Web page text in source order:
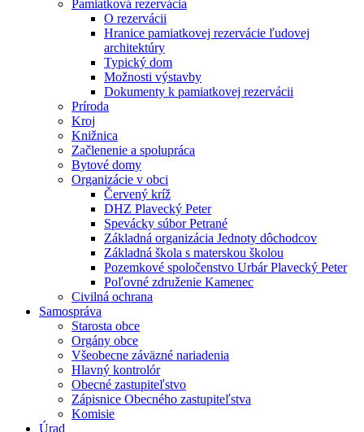
Pamiatková rezervácia
O rezervácii
Hranice pamiatkovej rezervácie ľudovej
architektúry
Typický dom
Možnosti výstavby
Dokumenty k pamiatkovej rezervácii
Príroda
Kroj
Knižnica
Začlenenie a spolupráca
Bytové domy
Organizácie v obci
Červený kríž
DHZ Plavecký Peter
Spevácky súbor Petrané
Základná organizácia Jednoty dôchodcov
Základná škola s materskou školou
Pozemkové spoločenstvo Urbár Plavecký Peter
Poľovné združenie Kamenec
Civilná ochrana
Samospráva
Starosta obce
Orgány obce
Všeobecne záväzné nariadenia
Hlavný kontrolór
Obecné zastupiteľstvo
Zápisnice Obecného zastupiteľstva
Komisie
Úrad